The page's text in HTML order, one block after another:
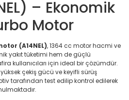
– Ekonomik
Motor
(A14NEL), 1364 cc motor hacmi ve
yakıt tüketimi hem de güçlü
kullanıcıları için ideal bir çözümdür.
çekiş gücü ve keyifli sürüş
tarafından test edilip kontrol edilerek